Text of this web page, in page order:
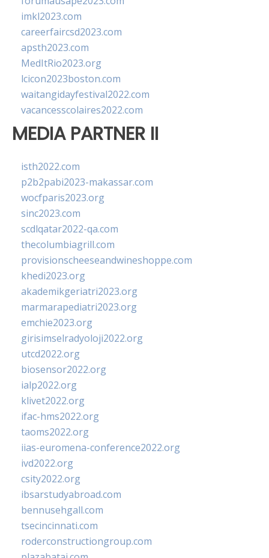
imkl2023.com
careerfaircsd2023.com
apsth2023.com
MedItRio2023.org
lcicon2023boston.com
waitangidayfestival2022.com
vacancesscolaires2022.com
MEDIA PARTNER II
isth2022.com
p2b2pabi2023-makassar.com
wocfparis2023.org
sinc2023.com
scdlqatar2022-qa.com
thecolumbiagrill.com
provisionscheeseandwineshoppe.com
khedi2023.org
akademikgeriatri2023.org
marmarapediatri2023.org
emchie2023.org
girisimselradyoloji2022.org
utcd2022.org
biosensor2022.org
ialp2022.org
klivet2022.org
ifac-hms2022.org
taoms2022.org
iias-euromena-conference2022.org
ivd2022.org
csity2022.org
ibsarstudyabroad.com
bennusehgall.com
tsecincinnati.com
roderconstructiongroup.com